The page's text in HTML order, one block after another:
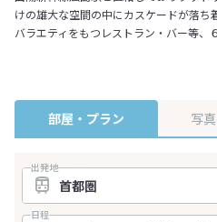
けの雄大な空間の中にカスケードが落ち
バラエティをもつレストラン・バー等、
部屋・プラン 写真
出発地
日程